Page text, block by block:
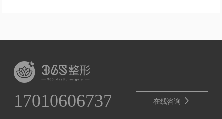
17010606737 在线咨询 